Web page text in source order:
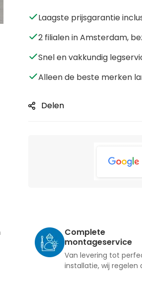
Laagste prijsgarantie
2 filialen in Amsterdam,
Snel en vakkundig
Alleen de beste merken
Delen
Complete
montageservice
Van levering tot
installatie, wij regelen